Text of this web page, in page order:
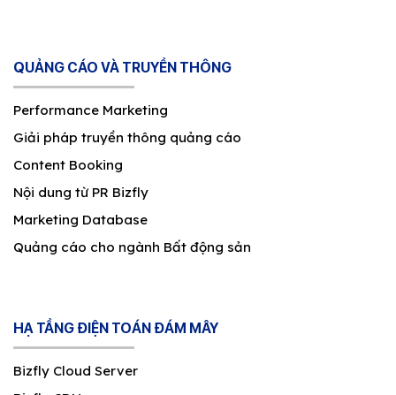
QUẢNG CÁO VÀ TRUYỀN THÔNG
Performance Marketing
Giải pháp truyền thông quảng cáo
Content Booking
Nội dung từ PR Bizfly
Marketing Database
Quảng cáo cho ngành Bất động sản
HẠ TẦNG ĐIỆN TOÁN ĐÁM MÂY
Bizfly Cloud Server